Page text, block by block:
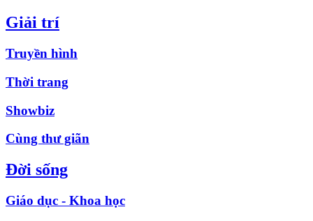
Giải trí
Truyền hình
Thời trang
Showbiz
Cùng thư giãn
Đời sống
Giáo dục - Khoa học